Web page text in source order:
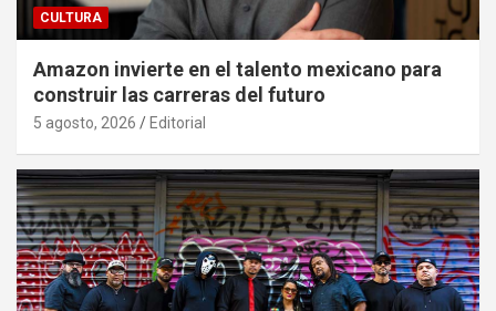
CULTURA
Amazon invierte en el talento mexicano para
construir las carreras del futuro
5 agosto, 2026 Editorial